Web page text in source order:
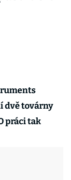
dvě továrny
práci tak